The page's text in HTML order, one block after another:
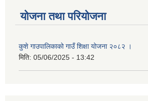
योजना तथा परियोजना
कुशे गाउपालिकाको गाउँ शिक्षा योजना २०८२ ।
मिति: 05/06/2025 - 13:42